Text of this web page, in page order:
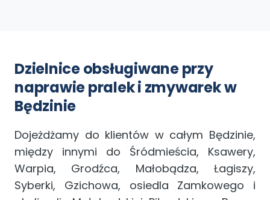
Dzielnice obsługiwane przy
naprawie pralek i zmywarek w
Będzinie
Dojeżdżamy do klientów w całym Będzinie,
między innymi do Śródmieścia, Ksawery,
Warpia, Grodźca, Małobądza, Łagiszy,
Syberki, Gzichowa, osiedla Zamkowego i